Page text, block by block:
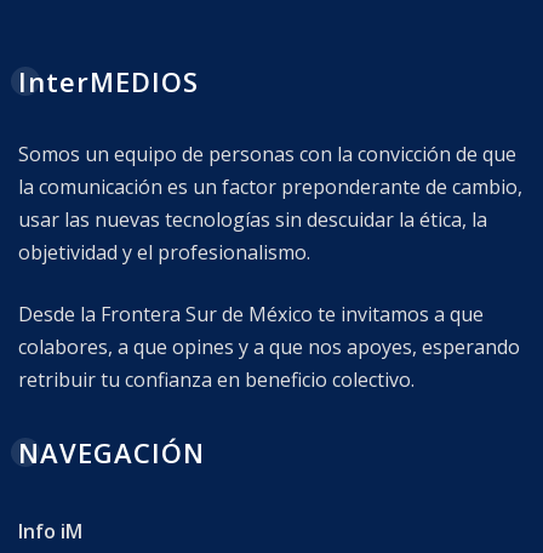
InterMEDIOS
Somos un equipo de personas con la convicción de que
la comunicación es un factor preponderante de cambio,
usar las nuevas tecnologías sin descuidar la ética, la
objetividad y el profesionalismo.
Desde la Frontera Sur de México te invitamos a que
colabores, a que opines y a que nos apoyes, esperando
retribuir tu confianza en beneficio colectivo.
NAVEGACIÓN
Info iM